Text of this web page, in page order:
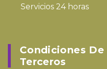
Servicios 24 horas
Condiciones De
Terceros